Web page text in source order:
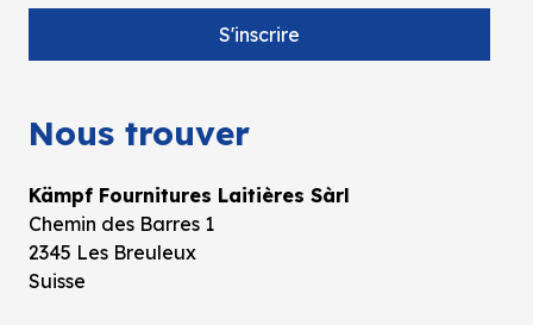
Nous trouver
Kämpf Fournitures Laitières Sàrl
Chemin des Barres 1
2345 Les Breuleux
Suisse